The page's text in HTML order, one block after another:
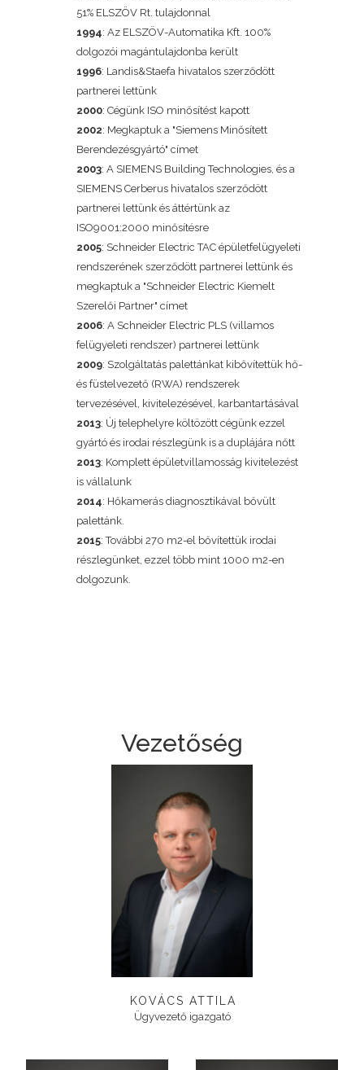
51% ELSZÖV Rt. tulajdonnal
1994: Az ELSZÖV-Automatika Kft. 100%
dolgozói magántulajdonba került
1996: Landis&Staefa hivatalos szerződött
partnerei lettünk
2000: Cégünk ISO minősítést kapott
2002: Megkaptuk a "Siemens Minősített
Berendezésgyártó" címet
2003: A SIEMENS Building Technologies, és a
SIEMENS Cerberus hivatalos szerződött
partnerei lettünk és áttértünk az
ISO9001:2000 minősítésre
2005: Schneider Electric TAC épületfelügyeleti
rendszerének szerződött partnerei lettünk és
megkaptuk a "Schneider Electric Kiemelt
Szerelői Partner" címet
2006: A Schneider Electric PLS (villamos
felügyeleti rendszer) partnerei lettünk
2009: Szolgáltatás palettánkat kibővítettük hő-
és füstelvezető (RWA) rendszerek
tervezésével, kivitelezésével, karbantartásával
2013: Új telephelyre költözött cégünk ezzel
gyártó és irodai részlegünk is a duplájára nőtt
2013: Komplett épületvillamosság kivitelezést
is vállalunk
2014: Hőkamerás diagnosztikával bővült
palettánk.
2015: További 270 m2-el bővítettük irodai
részlegünket, ezzel több mint 1000 m2-en
dolgozunk.
Vezetőség
KOVÁCS ATTILA
Ügyvezető igazgató